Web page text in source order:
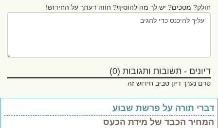
חולק? מסכים? יש לך מה להוסיף? חווה דעתך על החידוש!
דיונים - תשובות ותגובות (0)
טרם נערך דיון סביב חידוש זה
תורה על פרשת שבוע
הכבד של מידת הכעס